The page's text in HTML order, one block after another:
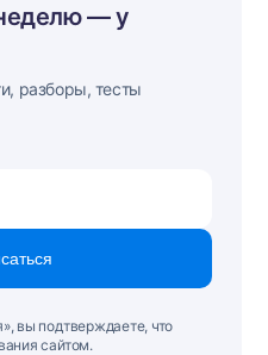
— у
разборы, тесты
вы подтверждаете, что
сайтом.